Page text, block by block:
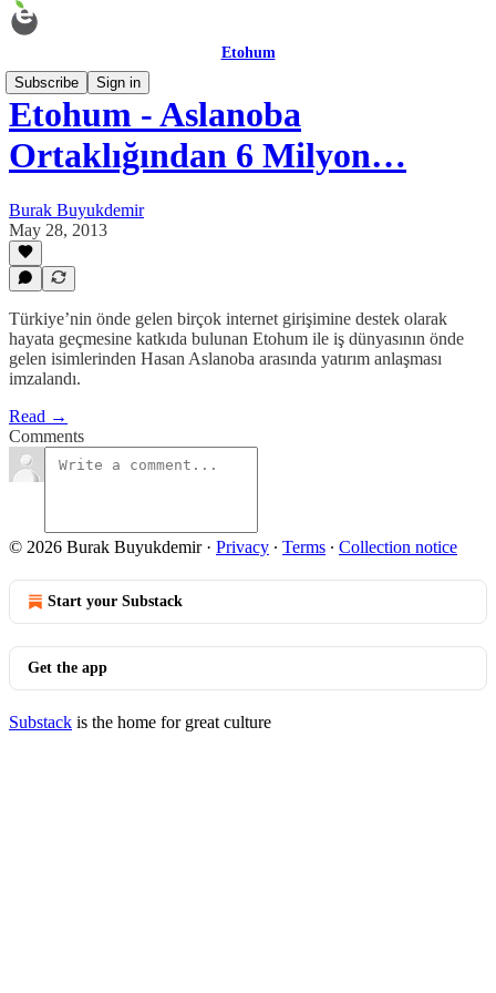
Etohum
Subscribe
Sign in
Etohum - Aslanoba
Ortaklığından 6 Milyon…
Burak Buyukdemir
May 28, 2013
Türkiye’nin önde gelen birçok internet girişimine destek olarak
hayata geçmesine katkıda bulunan Etohum ile iş dünyasının önde
gelen isimlerinden Hasan Aslanoba arasında yatırım anlaşması
imzalandı.
Read →
Comments
© 2026 Burak Buyukdemir· Privacy ∙ Terms ∙ Collection notice
Start your Substack
Get the app
Substack is the home for great culture